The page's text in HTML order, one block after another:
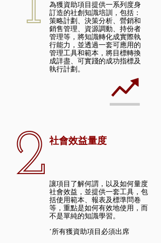
為獲資助項目提供一系列度身
訂造的社創知識培訓，包括：
策略計劃、決策分析、營銷和
銷售管理、資源調動、持份者
管理等，將知識轉化成實際執
行能力，並透過一套可應用的
管理工具和範本，將目標轉換
成詳盡、可實踐的成功指標及
執行計劃。
社會效益量度
讓項目了解何謂，以及如何量度
社會效益，並提供一套工具，包
括使用範本、報表及標準問卷
等，重點是如何有效地使用，而
不是單純的知識學習。
*所有獲資助項目必須出席